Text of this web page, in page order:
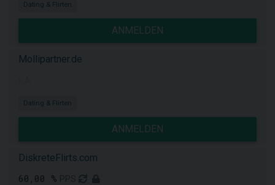
Dating & Flirten
ANMELDEN
Mollipartner.de
Dating & Flirten
ANMELDEN
DiskreteFlirts.com
60,00 %